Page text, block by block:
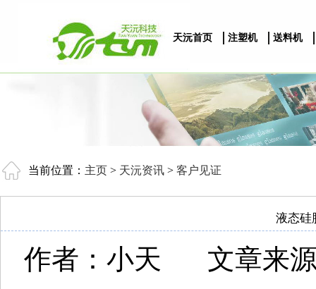
天沅首页 注塑机 送料机
当前位置： 主页 > 天沅资讯 > 客户见证
液态硅
作者：小天 文章来